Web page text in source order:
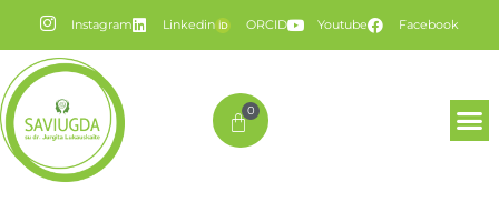
Instagram Linkedin ORCID Youtube Facebook
0